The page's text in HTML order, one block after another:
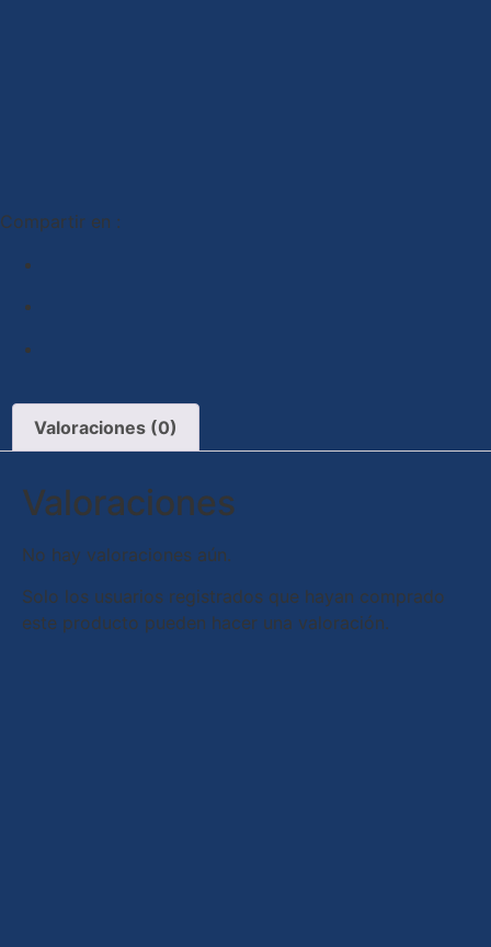
Compartir en :
Valoraciones (0)
Valoraciones
No hay valoraciones aún.
Solo los usuarios registrados que hayan comprado
este producto pueden hacer una valoración.